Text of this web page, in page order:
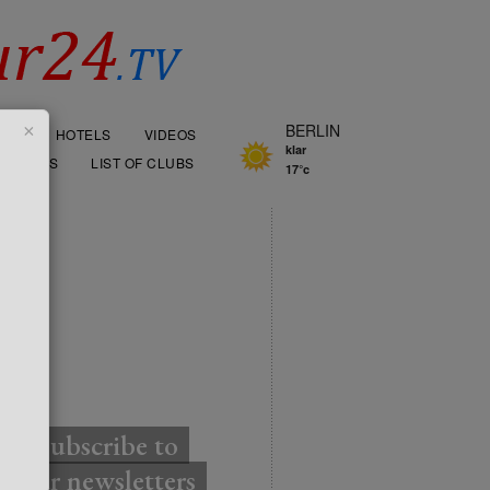
BERLIN
klar
17°c
HOTELS
VIDEOS
LIST OF CLUBS
Subscribe to
our newsletters
×